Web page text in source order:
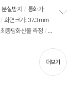
분실방지 / 통화가
/ 화면크기: 37.3mm
최종당화산물 측정 /
기
더보기